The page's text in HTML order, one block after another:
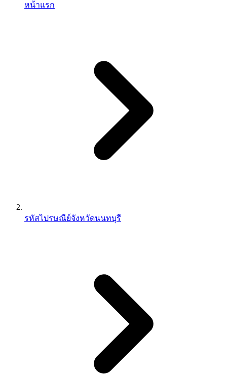
หน้าแรก
รหัสไปรษณีย์จังหวัดนนทบุรี